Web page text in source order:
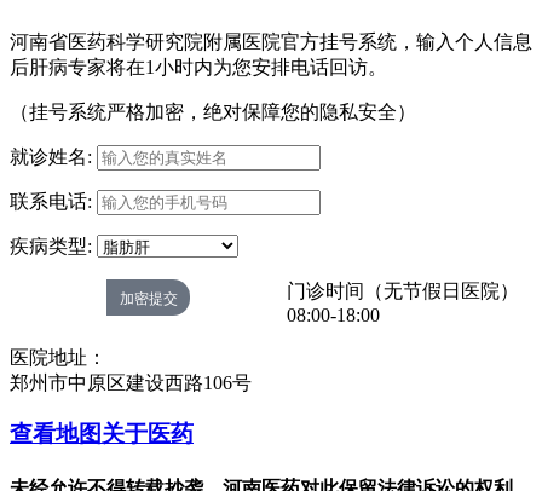
河南省医药科学研究院附属医院官方挂号系统，输入个人信息
后肝病专家将在1小时内为您安排电话回访。
（挂号系统严格加密，绝对保障您的隐私安全）
就诊姓名:
联系电话:
疾病类型:
门诊时间（无节假日医院）
08:00-18:00
医院地址：
郑州市中原区建设西路106号
查看地图关于医药